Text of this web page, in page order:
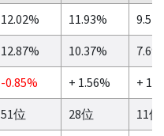
12.02% 11.93%
12.87% 10.37%
7.6%
-0.85% + 1.56%
+
51位 28位
11位